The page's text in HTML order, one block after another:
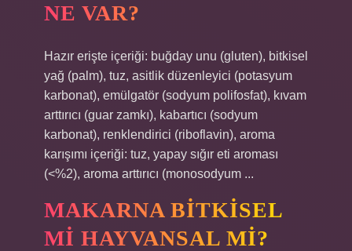
NE VAR?
Hazır erişte içeriği: buğday unu (gluten), bitkisel
yağ (palm), tuz, asitlik düzenleyici (potasyum
karbonat), emülgatör (sodyum polifosfat), kıvam
arttırıcı (guar zamkı), kabartıcı (sodyum
karbonat), renklendirici (riboflavin), aroma
karışımı içeriği: tuz, yapay sığır eti aroması
(<%2), aroma arttırıcı (monosodyum ...
MAKARNA BITKISEL
MI HAYVANSAL MI?